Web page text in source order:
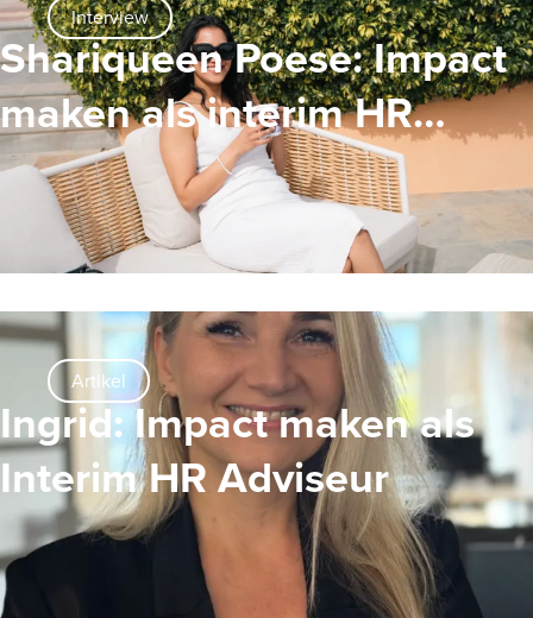
Interview
Shariqueen Poese: Impact
maken als interim HR
Professional
Artikel
Ingrid: Impact maken als
Interim HR Adviseur